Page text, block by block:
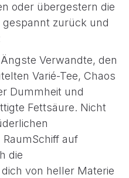
oder übergestern die
zurück und
Verwandte, den
Varié-Tee, Chaos
Dummheit und
Fettsäure. Nicht
auf
die
von heller Materie